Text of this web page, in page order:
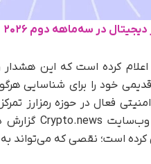
در سه‌ماهه دوم ۲۰۲۶
کرده است که این هشدار
خود را برای شناسایی
فعال در حوزه رمزارز
کرده است؛ نقصی که